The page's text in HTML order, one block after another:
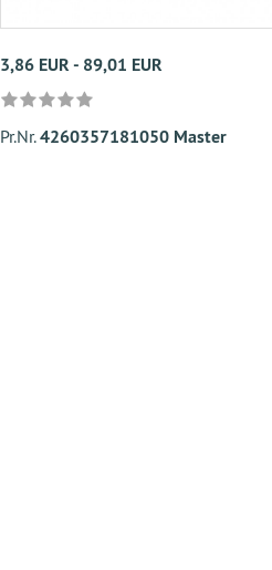
3,86 EUR - 89,01 EUR
Pr.Nr.4260357181050 Master